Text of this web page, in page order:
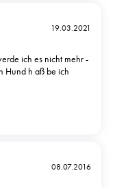
19.03.2021
ich es nicht mehr -
Hund h aß be ich
08.07.2016